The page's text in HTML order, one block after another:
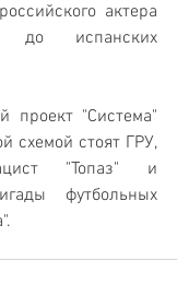
актера
до испанских
проект "Система"
схемой стоят ГРУ,
"Топаз" и
футбольных